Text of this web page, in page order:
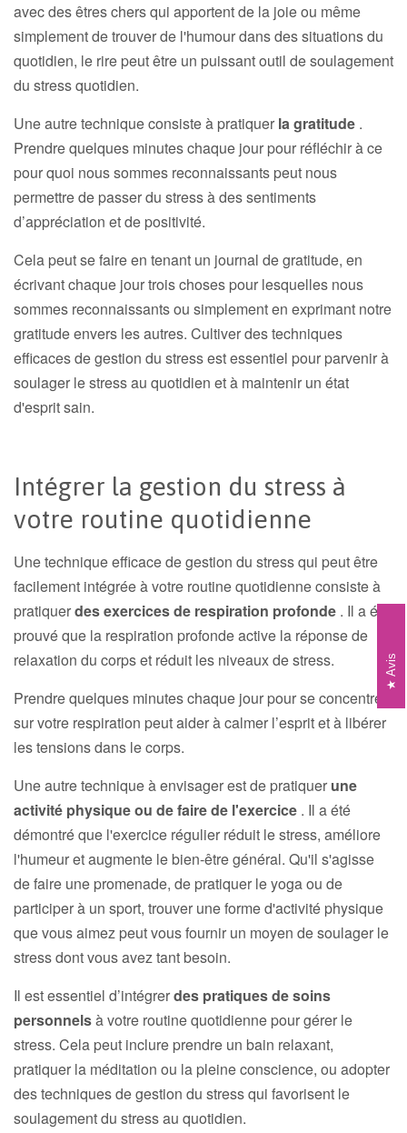
avec des êtres chers qui apportent de la joie ou même
simplement de trouver de l'humour dans des situations du
quotidien, le rire peut être un puissant outil de soulagement
du stress quotidien.
Une autre technique consiste à pratiquer la gratitude .
Prendre quelques minutes chaque jour pour réfléchir à ce
pour quoi nous sommes reconnaissants peut nous
permettre de passer du stress à des sentiments
d’appréciation et de positivité.
Cela peut se faire en tenant un journal de gratitude, en
écrivant chaque jour trois choses pour lesquelles nous
sommes reconnaissants ou simplement en exprimant notre
gratitude envers les autres. Cultiver des techniques
efficaces de gestion du stress est essentiel pour parvenir à
soulager le stress au quotidien et à maintenir un état
d'esprit sain.
Intégrer la gestion du stress à
votre routine quotidienne
Une technique efficace de gestion du stress qui peut être
facilement intégrée à votre routine quotidienne consiste à
pratiquerdes exercices de respiration profonde . Il a été
prouvé que la respiration profonde active la réponse de
relaxation du corps et réduit les niveaux de stress.
Prendre quelques minutes chaque jour pour se concentrer
sur votre respiration peut aider à calmer l’esprit et à libérer
les tensions dans le corps.
Une autre technique à envisager est de pratiquer une
activité physique ou de faire de l'exercice . Il a été
démontré que l'exercice régulier réduit le stress, améliore
l'humeur et augmente le bien-être général. Qu'il s'agisse
de faire une promenade, de pratiquer le yoga ou de
participer à un sport, trouver une forme d'activité physique
que vous aimez peut vous fournir un moyen de soulager le
stress dont vous avez tant besoin.
Il est essentiel d’intégrerdes pratiques de soins
personnelsà votre routine quotidienne pour gérer le
stress. Cela peut inclure prendre un bain relaxant,
pratiquer la méditation ou la pleine conscience, ou adopter
des techniques de gestion du stress qui favorisent le
soulagement du stress au quotidien.
Avis